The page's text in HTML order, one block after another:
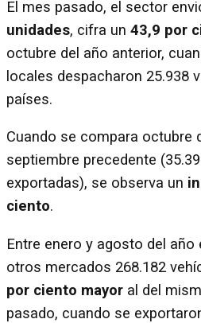
El mes pasado, el sector
unidades, cifra un 43,9 por
octubre del año anterior,
locales despacharon 25.938
países.
Cuando se compara octubre
septiembre precedente
exportadas), se observa un
ciento.
Entre enero y agosto del
otros mercados 268.182
por ciento mayor al del
pasado, cuando se